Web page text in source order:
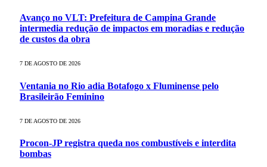
Avanço no VLT: Prefeitura de Campina Grande
intermedia redução de impactos em moradias e redução
de custos da obra
7 DE AGOSTO DE 2026
Ventania no Rio adia Botafogo x Fluminense pelo
Brasileirão Feminino
7 DE AGOSTO DE 2026
Procon-JP registra queda nos combustíveis e interdita
bombas